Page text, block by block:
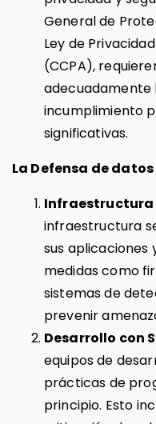
General de
Ley de
(CCPA),
adecuadamente
incumplimiento
significativas.
La Defensa de
Infraestructura
infraestructura
sus aplicaciones
medidas como
sistemas de
prevenir
Desarrollo con
equipos de
prácticas de
principio. Esto